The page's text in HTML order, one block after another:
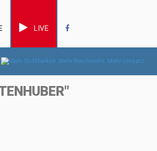
LIVE